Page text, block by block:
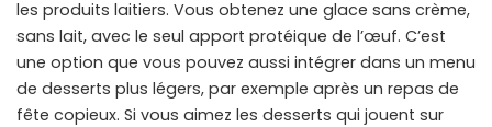
les produits laitiers. Vous obtenez une glace sans crème,
sans lait, avec le seul apport protéique de l’œuf. C’est
une option que vous pouvez aussi intégrer dans un menu
de desserts plus légers, par exemple après un repas de
fête copieux. Si vous aimez les desserts qui jouent sur